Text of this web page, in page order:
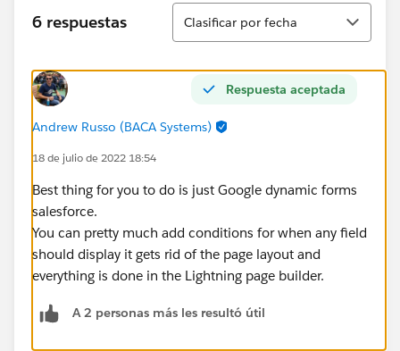
6 respuestas
Ordenar
Clasificar por fecha
Respuesta aceptada
Andrew Russo (BACA Systems)
18 de julio de 2022 18:54
Best thing for you to do is just Google dynamic forms
salesforce.
You can pretty much add conditions for when any field
should display it gets rid of the page layout and
everything is done in the Lightning page builder.
A 2 personas más les resultó útil